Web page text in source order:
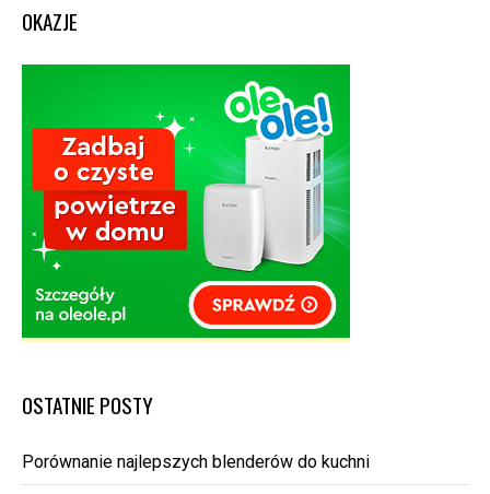
OKAZJE
OSTATNIE POSTY
Porównanie najlepszych blenderów do kuchni